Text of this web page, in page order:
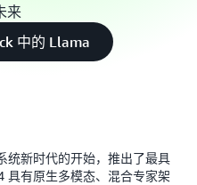
来
中的 Llama
统新时代的开始，推出了最具
具有原生多模态、混合专家架